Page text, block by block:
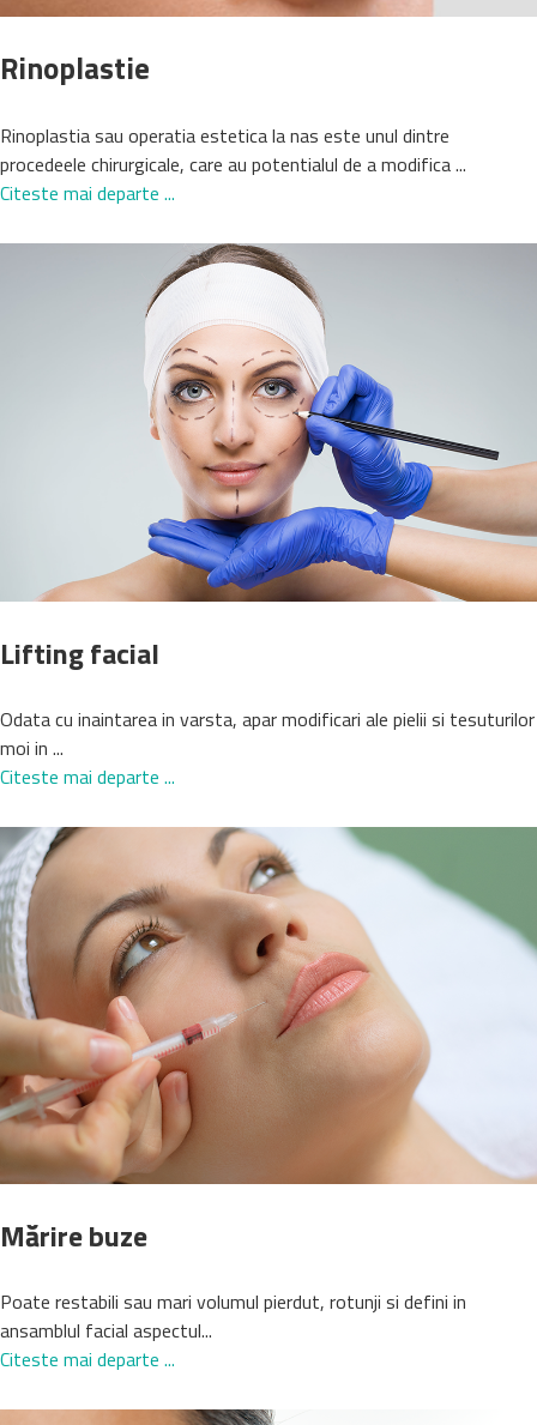
Rinoplastie
Rinoplastia sau operatia estetica la nas este unul dintre
procedeele chirurgicale, care au potentialul de a modifica ...
Citeste mai departe ...
Lifting facial
Odata cu inaintarea in varsta, apar modificari ale pielii si tesuturilor
moi in ...
Citeste mai departe ...
Mărire buze
Poate restabili sau mari volumul pierdut, rotunji si defini in
ansamblul facial aspectul...
Citeste mai departe ...